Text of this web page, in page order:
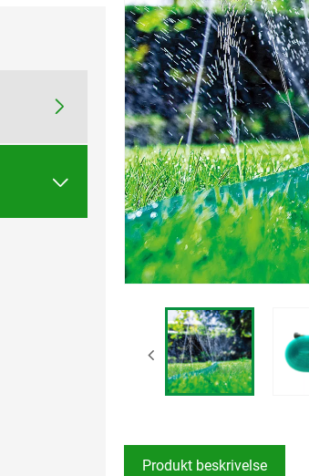


Produkt beskrivelse